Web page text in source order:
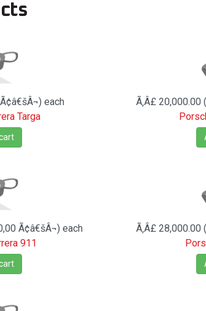
each
Targa
Ã‚Â£ 20,000.00
Ã¢â€šÂ¬) each
911
Ã‚Â£ 28,000.00